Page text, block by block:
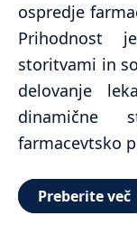
ospredje
Prihodnost
storitvami in
delovanje
dinamične
farmacevtsko
Preberite več